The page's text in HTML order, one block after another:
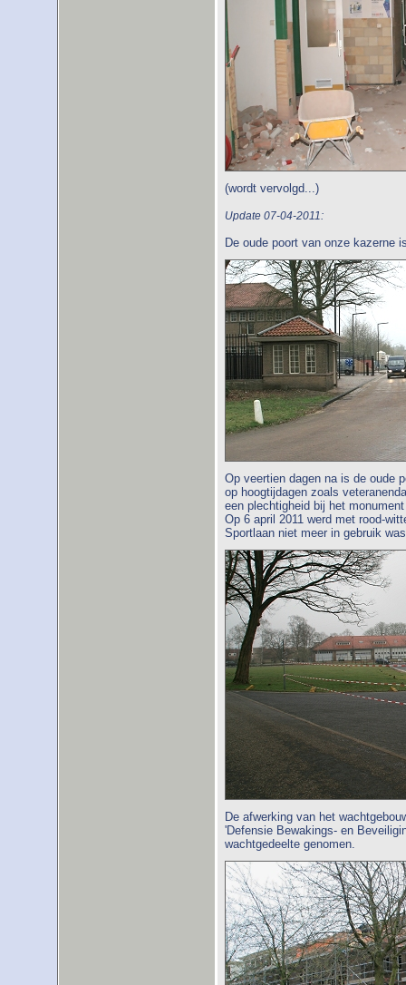
(wordt vervolgd...)
Update 07-04-2011:
De oude poort van onze kazerne
Op veertien dagen na is de oude
op hoogtijdagen zoals
een plechtigheid bij het
Op 6 april 2011 werd met rood-
Sportlaan niet meer in gebruik
De afwerking van het
'Defensie Bewakings- en
wachtgedeelte genomen.